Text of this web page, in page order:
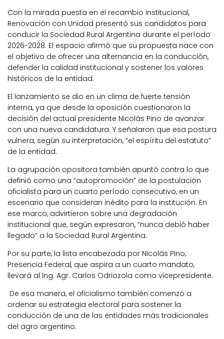
Con la mirada puesta en el recambio institucional,
Renovación con Unidad presentó sus candidatos para
conducir la Sociedad Rural Argentina durante el período
2026-2028. El espacio afirmó que su propuesta nace con
el objetivo de ofrecer una alternancia en la conducción,
defender la calidad institucional y sostener los valores
históricos de la entidad.
El lanzamiento se dio en un clima de fuerte tensión
interna, ya que desde la oposición cuestionaron la
decisión del actual presidente Nicolás Pino de avanzar
con una nueva candidatura. Y señalaron que esa postura
vulnera, según su interpretación, “el espíritu del estatuto”
de la entidad.
La agrupación opositora también apuntó contra lo que
definió como una “autopromoción” de la postulación
oficialista para un cuarto período consecutivo, en un
escenario que consideran inédito para la institución. En
ese marco, advirtieron sobre una degradación
institucional que, según expresaron, “nunca debió haber
llegado” a la Sociedad Rural Argentina.
Por su parte, la lista encabezada por Nicolás PIno,
Presencia Federal, que aspira a un cuarto mandato,
llevará al Ing. Agr. Carlos Odriozola como vicepresidente.
De esa manera, el oficialismo también comenzó a
ordenar su estrategia electoral para sostener la
conducción de una de las entidades más tradicionales
del agro argentino.